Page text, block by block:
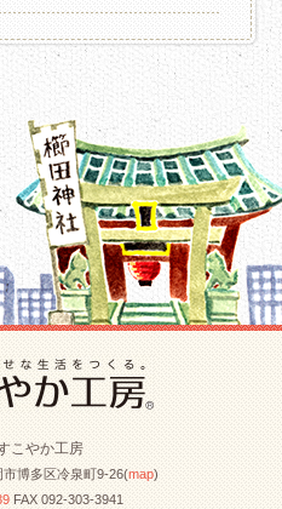
こやか工房
博多区冷泉町9-26(map)
FAX 092-303-3941